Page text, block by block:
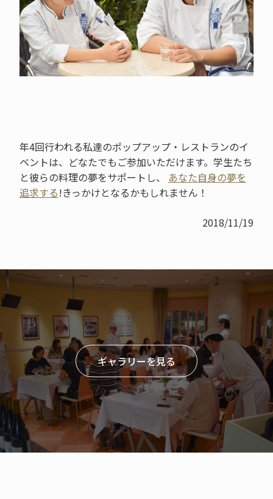
年4回行われる私達のポップアップ・レストランのイ
ベントは、どなたでもご参加いただけます。学生たち
と彼らの料理の夢をサポートし、 あなた自身の夢を
追求する!きっかけとなるかもしれません！
2018/11/19
ギャラリーを見る